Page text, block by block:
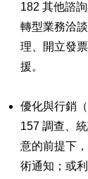
182 其他諮
轉型業務洽
理、開立發
援。
優化與行銷
157 調查、
意的前提下
術通知；或